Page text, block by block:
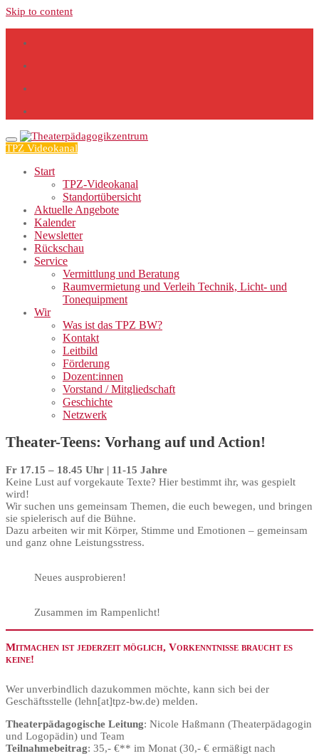
Skip to content
TPZ Videokanal
Start
TPZ-Videokanal
Standortübersicht
Aktuelle Angebote
Kalender
Newsletter
Rückschau
Service
Vermittlung und Beratung
Raumvermietung und Verleih Technik, Licht- und
Tonequipment
Wir
Was ist das TPZ BW?
Kontakt
Leitbild
Förderung
Dozent:innen
Vorstand / Mitgliedschaft
Geschichte
Netzwerk
Theater-Teens: Vorhang auf und Action!
Fr 17.15 – 18.45 Uhr | 11-15 Jahre
Keine Lust auf vorgekaute Texte? Hier bestimmt ihr, was gespielt
wird!
Wir suchen uns gemeinsam Themen, die euch bewegen, und bringen
sie spielerisch auf die Bühne.
Dazu arbeiten wir mit Körper, Stimme und Emotionen – gemeinsam
und ganz ohne Leistungsstress.
Neues ausprobieren!
Zusammen im Rampenlicht!
Mitmachen ist jederzeit möglich, Vorkenntnisse braucht es
keine!
Wer unverbindlich dazukommen möchte, kann sich bei der
Geschäftsstelle (lehn[at]tpz-bw.de) melden.
Theaterpädagogische Leitung: Nicole Haßmann (Theaterpädagogin
und Logopädin) und Team
Teilnahmebeitrag: 35,- €** im Monat (30,- € ermäßigt nach